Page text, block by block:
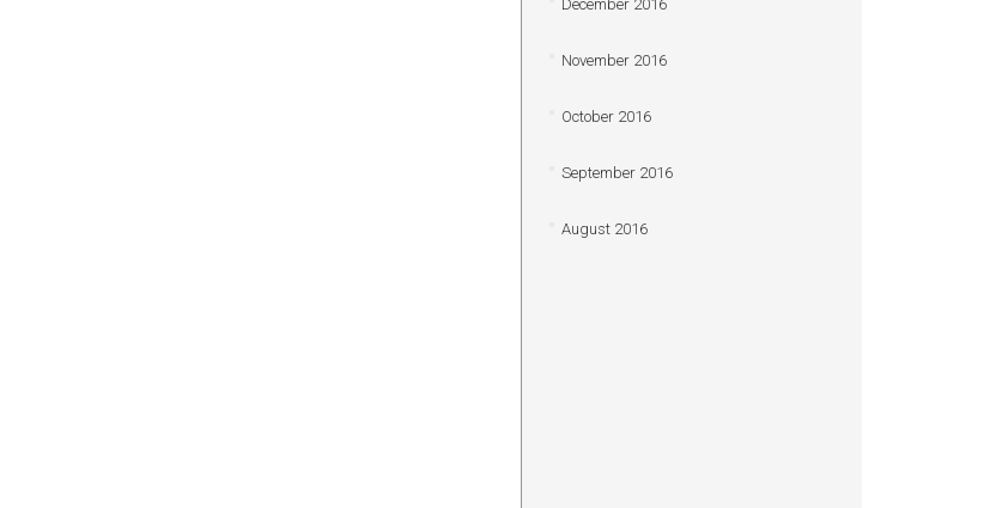
December 2016
November 2016
October 2016
September 2016
August 2016